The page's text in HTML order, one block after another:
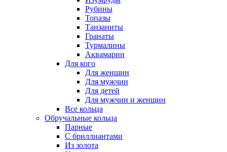
Рубины
Топазы
Танзаниты
Гранаты
Турмалины
Аквамарин
Для кого
Для женщин
Для мужчин
Для детей
Для мужчин и женщин
Все кольца
Обручальные кольца
Парные
С бриллиантами
Из золота